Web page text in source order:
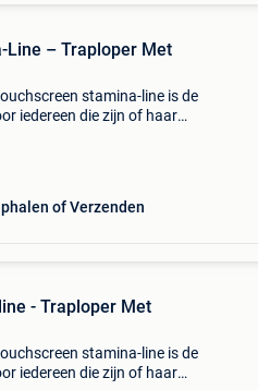
Line – Traploper Met
stamina-line is de
iedereen die zijn of haar
of Verzenden
- Traploper Met
stamina-line is de
iedereen die zijn of haar